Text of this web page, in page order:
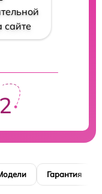
сайте
Гарантия